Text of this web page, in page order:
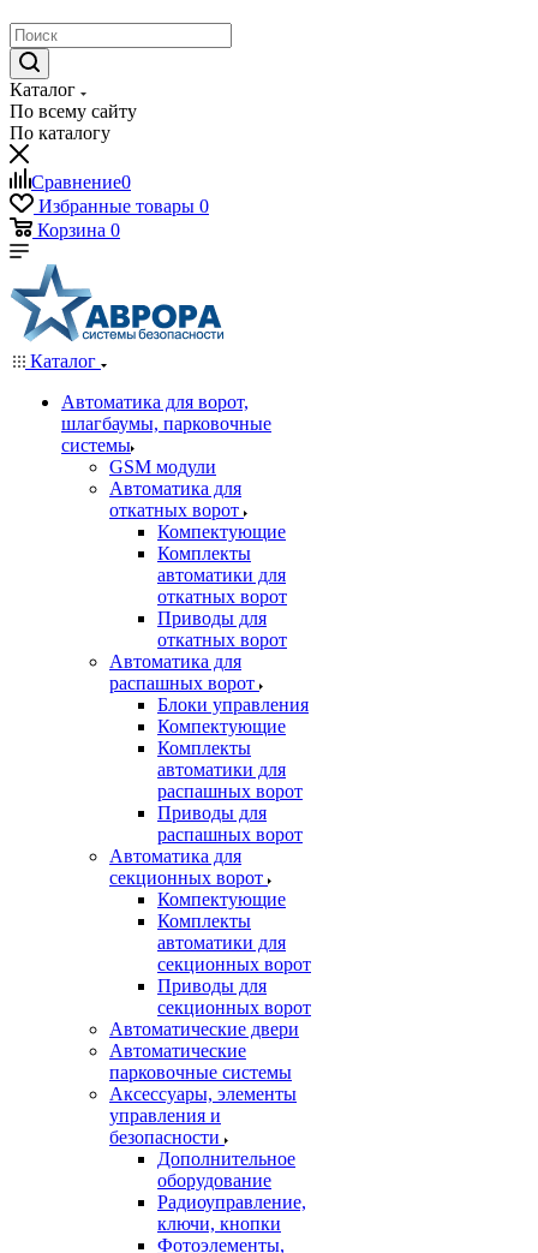
Каталог
По всему сайту
По каталогу
Сравнение0
Избранные товары 0
Корзина 0
Каталог
Автоматика для ворот,
шлагбаумы, парковочные
системы
GSM модули
Автоматика для
откатных ворот
Компектующие
Комплекты
автоматики для
откатных ворот
Приводы для
откатных ворот
Автоматика для
распашных ворот
Блоки управления
Компектующие
Комплекты
автоматики для
распашных ворот
Приводы для
распашных ворот
Автоматика для
секционных ворот
Компектующие
Комплекты
автоматики для
секционных ворот
Приводы для
секционных ворот
Автоматические двери
Автоматические
парковочные системы
Аксессуары, элементы
управления и
безопасности
Дополнительное
оборудование
Радиоуправление,
ключи, кнопки
Фотоэлементы,